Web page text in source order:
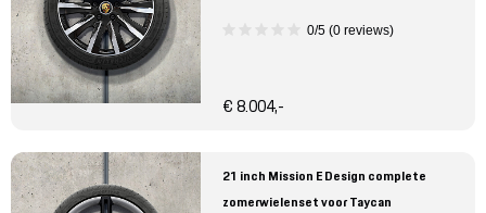
0/5 (0 reviews)
€ 8.004,-
21 inch Mission E Design complete
zomerwielenset voor Taycan